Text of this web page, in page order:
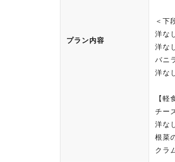
プラン内容
＜下
洋な
洋な
バニ
洋な
【軽
チー
洋な
根菜
クラ